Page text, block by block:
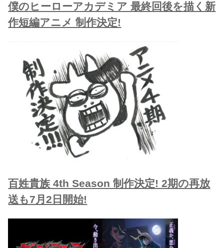
僕のヒーローアカデミア 最終回後を描く新
作短編アニメ 制作決定!
百姓貴族 4th Season 制作決定! 2期の再放
送も7月2日開始!